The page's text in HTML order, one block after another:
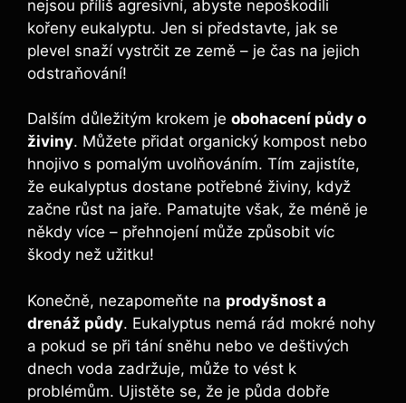
nejsou příliš agresivní, abyste nepoškodili
kořeny eukalyptu. Jen si představte, jak se
plevel snaží vystrčit ze země – je čas na jejich
odstraňování!
Dalším důležitým krokem je obohacení půdy o
živiny. Můžete přidat organický kompost nebo
hnojivo s pomalým uvolňováním. Tím zajistíte,
že eukalyptus dostane potřebné živiny, když
začne růst na jaře. Pamatujte však, že méně je
někdy více – přehnojení může způsobit víc
škody než užitku!
Konečně, nezapomeňte na prodyšnost a
drenáž půdy. Eukalyptus nemá rád mokré nohy
a pokud se při tání sněhu nebo ve deštivých
dnech voda zadržuje, může to vést k
problémům. Ujistěte se, že je půda dobře